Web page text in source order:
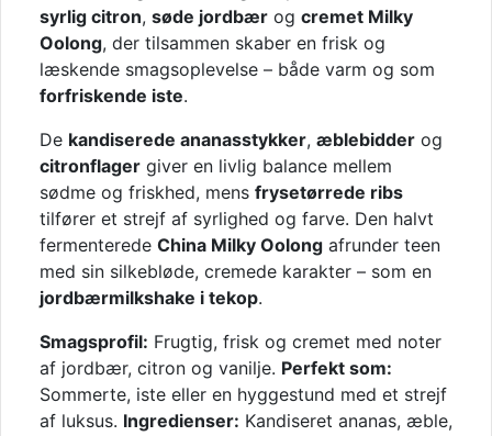
syrlig citron, søde jordbær og cremet Milky
Oolong, der tilsammen skaber en frisk og
læskende smagsoplevelse – både varm og som
forfriskende iste.
De kandiserede ananasstykker, æblebidder og
citronflager giver en livlig balance mellem
sødme og friskhed, mens frysetørrede ribs
tilfører et strejf af syrlighed og farve. Den halvt
fermenterede China Milky Oolong afrunder teen
med sin silkebløde, cremede karakter – som en
jordbærmilkshake i tekop.
Smagsprofil: Frugtig, frisk og cremet med noter
af jordbær, citron og vanilje. Perfekt som:
Sommerte, iste eller en hyggestund med et strejf
af luksus. Ingredienser: Kandiseret ananas, æble,